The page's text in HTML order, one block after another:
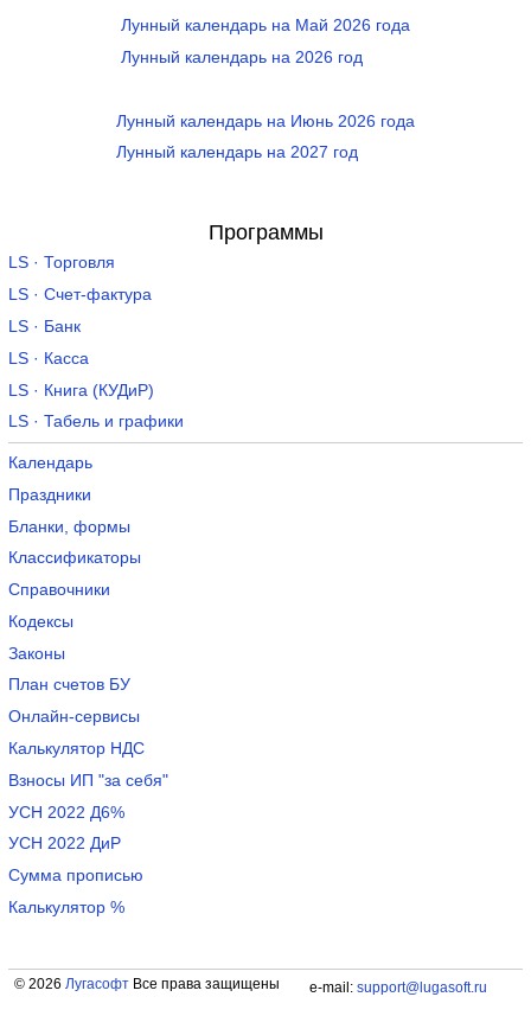
Лунный календарь на Май 2026 года
Лунный календарь на 2026 год
Лунный календарь на Июнь 2026 года
Лунный календарь на 2027 год
Программы
LS · Торговля
LS · Счет-фактура
LS · Банк
LS · Касса
LS · Книга (КУДиР)
LS · Табель и графики
Календарь
Праздники
Бланки, формы
Классификаторы
Справочники
Кодексы
Законы
План счетов БУ
Онлайн-сервисы
Калькулятор НДС
Взносы ИП "за себя"
УСН 2022 Д6%
УСН 2022 ДиР
Сумма прописью
Калькулятор %
© 2026 ЛугасофтВсе права защищены e-mail: support@lugasoft.ru